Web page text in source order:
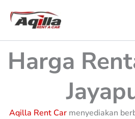
Harga
Aqilla Rent Car menyediakan